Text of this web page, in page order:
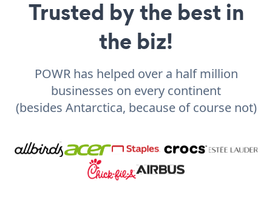
Trusted by the best in
the biz!
POWR has helped over a half million
businesses on every continent
(besides Antarctica, because of course not)